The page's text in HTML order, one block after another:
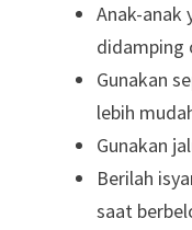
Anak-anak
didamping
Gunakan
lebih
Gunakan
Berilah
saat